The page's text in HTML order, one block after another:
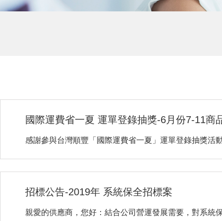
國際運費省一夏 運單登錄抽獎-6月份7-11商
感謝參與台灣順豐「國際運費省一夏」運單登錄抽獎活
招標公告-2019年 系統保全招標案
親愛的供應商，您好：結合公司營運發展需要，對系統